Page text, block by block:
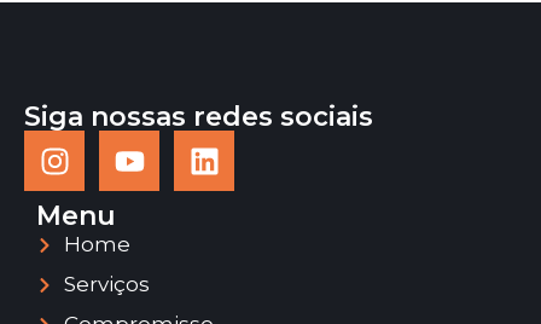
Siga nossas redes sociais
Menu
Home
Serviços